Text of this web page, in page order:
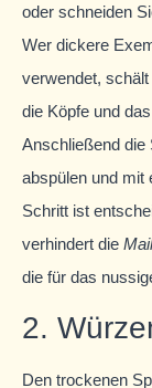
oder schneiden
Wer dickere
verwendet,
die Köpfe und
Anschließend die
abspülen und mit
Schritt ist
verhindert die
die für das
2.
Den trockenen